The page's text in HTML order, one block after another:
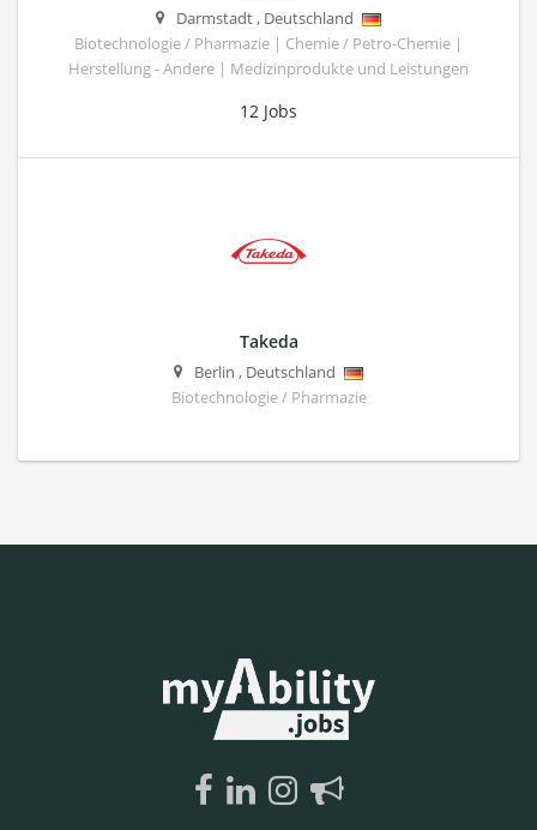
Darmstadt, Deutschland
Biotechnologie / Pharmazie | Chemie / Petro-Chemie |
Herstellung - Andere | Medizinprodukte und Leistungen
12 Jobs
Takeda
Berlin , Deutschland
Biotechnologie / Pharmazie